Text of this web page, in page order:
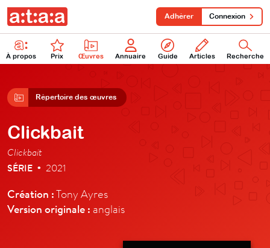
À propos Prix Œuvres Annuaire Guide Articles Recherche
Adhérer Connexion
Répertoire des œuvres
Clickbait
Clickbait
SÉRIE • 2021
Création :Tony Ayres
Version originale : anglais